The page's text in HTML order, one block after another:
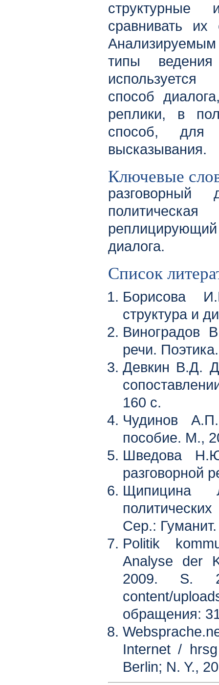
сравнивать
типы
способ
реплики, в
способ, для
высказывания.
Ключевые
разговорный
диалога.
Список
Борисова
структура и
Виноградов
речи.
Девкин В.Д.
160 с.
Чудинов
пособие. М.,
Шведова
разговорной
Щипицина
Сер.:
Politik
Analyse der
2009. S.
content/
обращения:
Internet /
Berlin; N. Y.,